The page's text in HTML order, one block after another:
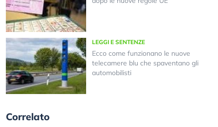
LEGGI E SENTENZE
Ecco come funzionano le nuove
telecamere blu che spaventano gli
automobilisti
Correlato